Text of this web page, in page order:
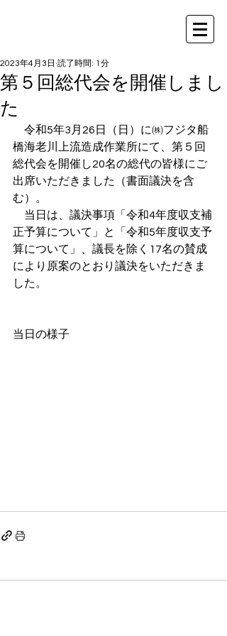
第５回総代会を開催しまし
た
2023年4月3日 読了時間: 1分
令和5年3月26日（日）に㈱フジタ船
橋海老川上流造成作業所にて、第５回
総代会を開催し20名の総代の皆様にご
出席いただきました（書面議決を含
む）。
当日は、議決事項「令和4年度収支補
正予算について」と「令和5年度収支予
算について」、議長を除く17名の賛成
により原案のとおり議決をいただきま
した。
当日の様子